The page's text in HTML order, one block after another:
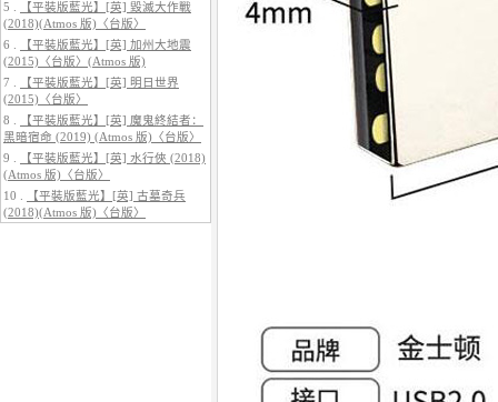
5.【平裝版藍光】[英] 巔峰獵殺
(2026)
5 .
【平裝版藍光】[英] 毀滅大作戰
(2018)(Atmos 版)〈台版〉
6 .
【平裝版藍光】[英] 加州大地震
(2015)〈台版〉(Atmos 版)
7 .
【平裝版藍光】[英] 明日世界
(2015)〈台版〉
8 .
【平裝版藍光】[英] 魔鬼終結者：
黑暗宿命 (2019) (Atmos 版)〈台版〉
9 .
【平裝版藍光】[英] 水行俠 (2018)
(Atmos 版)〈台版〉
10 .
【平裝版藍光】[英] 古墓奇兵
(2018)(Atmos 版)〈台版〉